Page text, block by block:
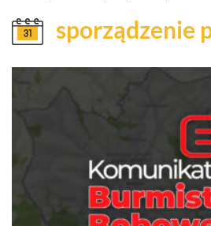
sporządzenie